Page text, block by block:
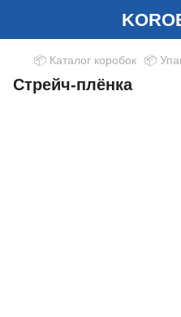
📦 Каталог коробок 📦
Стрейч-плёнка